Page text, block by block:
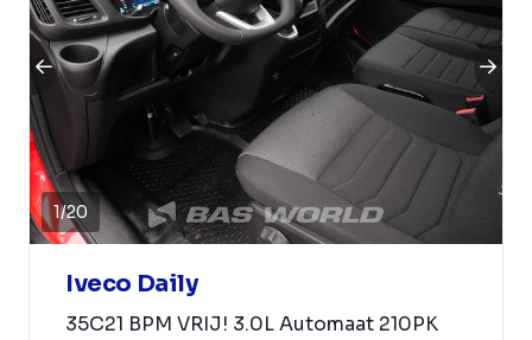
1/20
Iveco Daily
35C21 BPM VRIJ! 3.0L Automaat 210PK